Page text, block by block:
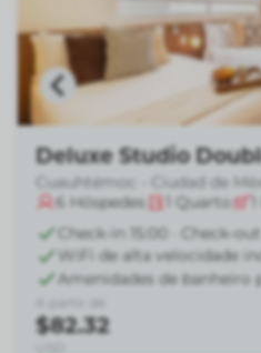
Deluxe Studio
Cuauhtémoc - Ciudad de
6 Hóspedes Quarto
Check-in 15:00 · Check-out
WiFi de alta velocidade
Amenidades de banheiro
$82.32